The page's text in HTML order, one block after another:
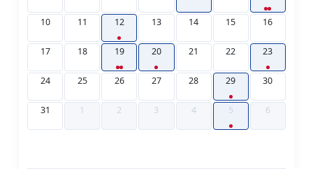
10 11 12 13 14 15 16
17 18 19 20 21 22 23
24 25 26 27 28 29 30
31 1 2 3 4 5 6